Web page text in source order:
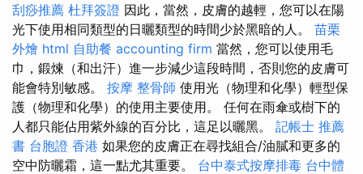
刮痧推薦 杜拜簽證 因此，當然，皮膚的越輕，您可以在陽
光下使用相同類型的日曬類型的時間少於黑暗的人。 苗栗
外燴 html 自助餐 accounting firm 當然，您可以使用毛
巾，鍛煉（和出汗）進一步減少這段時間，否則您的皮膚可
能會特別敏感。 按摩 整骨師 使用光（物理和化學）輕型保
護（物理和化學）的使用主要使用。 任何在雨傘或樹下的
人都只能佔用紫外線的百分比，這足以曬黑。 記帳士 推薦
書 台胞證 香港 如果您的皮膚正在尋找組合/油膩和更多的
空中防曬霜，這一點尤其重要。 台中泰式按摩排毒 台中體